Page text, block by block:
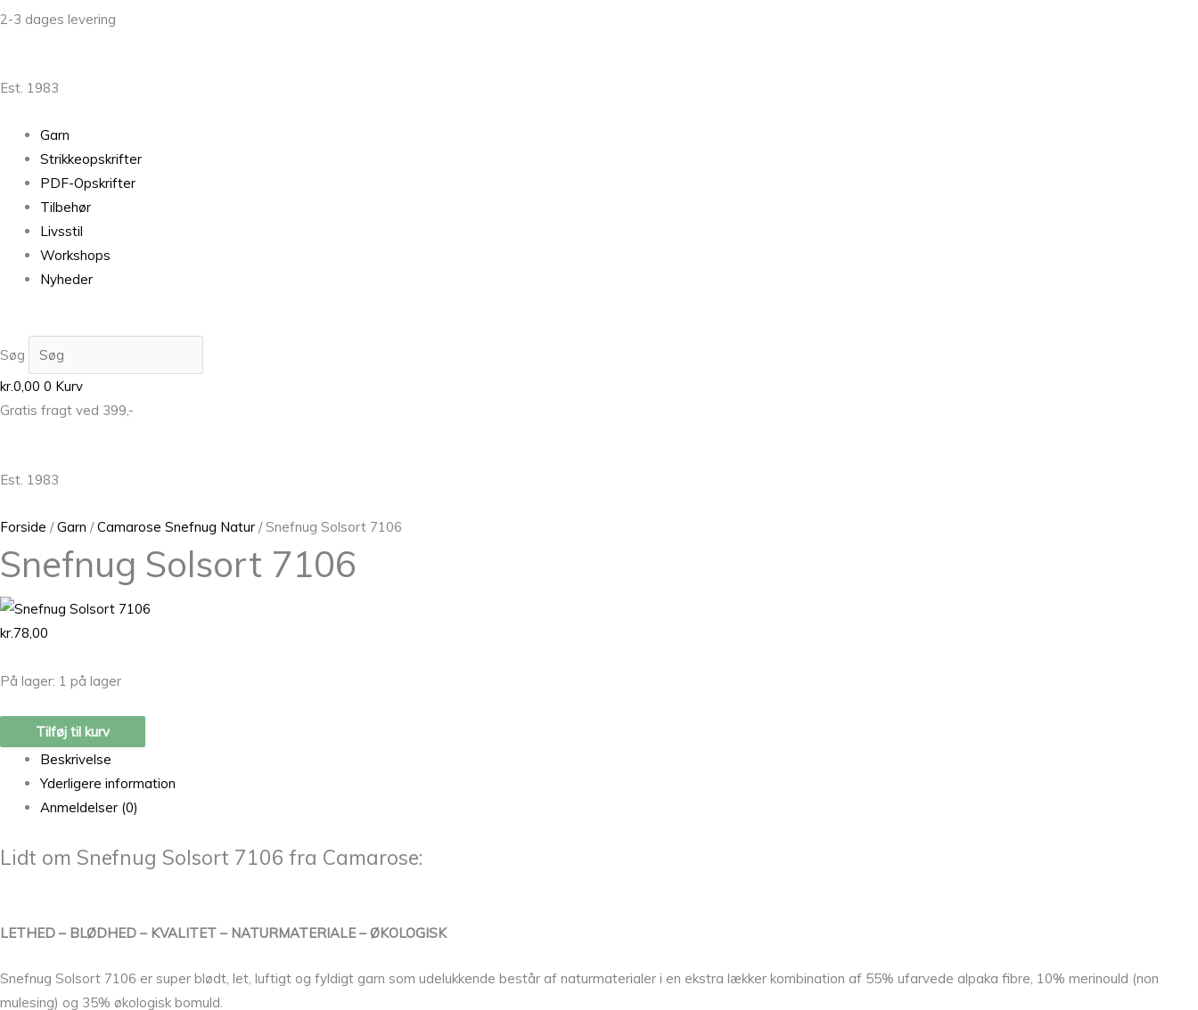
2-3 dages levering
Est. 1983
Garn
Strikkeopskrifter
PDF-Opskrifter
Tilbehør
Livsstil
Workshops
Nyheder
Søg
kr.0,00 0 Kurv
Gratis fragt ved 399,-
Est. 1983
Forside /Garn /Camarose Snefnug Natur / Snefnug Solsort 7106
Snefnug Solsort 7106
kr.78,00
På lager: 1 på lager
Tilføj til kurv
Beskrivelse
Yderligere information
Anmeldelser (0)
Lidt om Snefnug Solsort 7106 fra Camarose:
LETHED – BLØDHED – KVALITET – NATURMATERIALE – ØKOLOGISK
Snefnug Solsort 7106 er super blødt, let, luftigt og fyldigt garn som udelukkende består af naturmaterialer i en ekstra lækker kombination af 55% ufarvede alpaka fibre, 10% merinould (non
mulesing) og 35% økologisk bomuld.